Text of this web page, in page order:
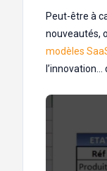
Peut-être à
nouveautés,
modèles